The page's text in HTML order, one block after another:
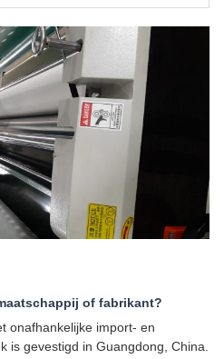
of fabrikant?
onafhankelijke import- en
is gevestigd in Guangdong, China.